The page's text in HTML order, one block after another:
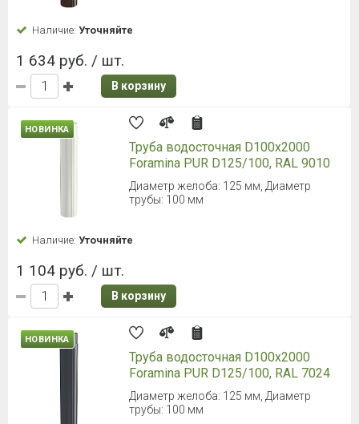
Наличие: Уточняйте
1 634 руб. / шт.
В корзину
НОВИНКА
Труба водосточная D100х2000
Foramina PUR D125/100, RAL 9010
Диаметр желоба: 125 мм, Диаметр
трубы: 100 мм
Наличие: Уточняйте
1 104 руб. / шт.
В корзину
НОВИНКА
Труба водосточная D100х2000
Foramina PUR D125/100, RAL 7024
Диаметр желоба: 125 мм, Диаметр
трубы: 100 мм